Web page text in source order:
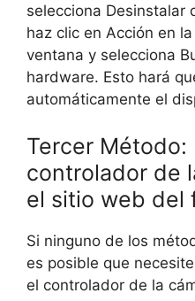
selecciona Desinstalar
haz clic en Acción en
ventana y selecciona
hardware. Esto hará
automáticamente el
Tercer Método:
controlador de
el sitio web del
Si ninguno de los
es posible que
el controlador de la